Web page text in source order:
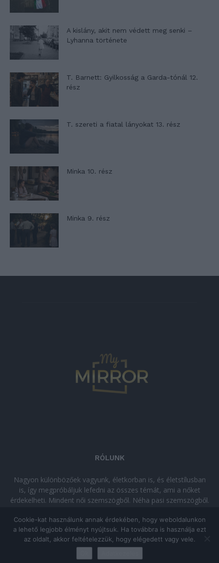
A kislány, akit nem védett meg senki –
Lyhanna története
T. Barnett: Gyilkosság a Garda-tónál 12.
rész
T. szereti a fiatal lányokat 13. rész
Minka 10. rész
Minka 9. rész
RÓLUNK
Nagyon különbözőek vagyunk, életkorban is, és életstílusban
is, így megpróbáljuk lefedni az összes témát, ami a nőket
érdekelheti. Mindent női szemszögből. Néha pasi szemszögből.
kikapcsolódásra vágysz!
© Copyright 2026 - mymirror.huADATKEZELÉSI TÁJÉKOZTATÓ
Impresszum
Cookie-kat használunk annak érdekében, hogy weboldalunkon
a lehető legjobb élményt nyújtsuk. Ha továbbra is használja ezt
az oldalt, akkor feltételezzük, hogy elégedett vagy vele.